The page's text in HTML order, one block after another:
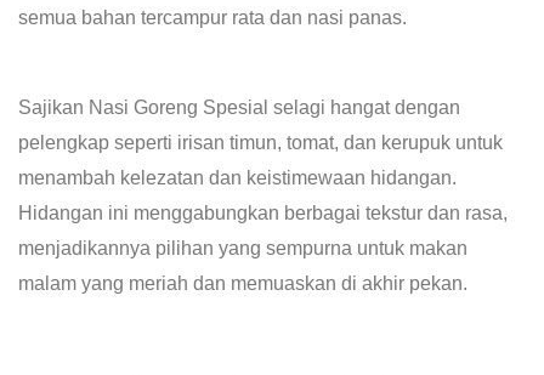
semua bahan tercampur rata dan nasi panas.
Sajikan Nasi Goreng Spesial selagi hangat dengan
pelengkap seperti irisan timun, tomat, dan kerupuk untuk
menambah kelezatan dan keistimewaan hidangan.
Hidangan ini menggabungkan berbagai tekstur dan rasa,
menjadikannya pilihan yang sempurna untuk makan
malam yang meriah dan memuaskan di akhir pekan.